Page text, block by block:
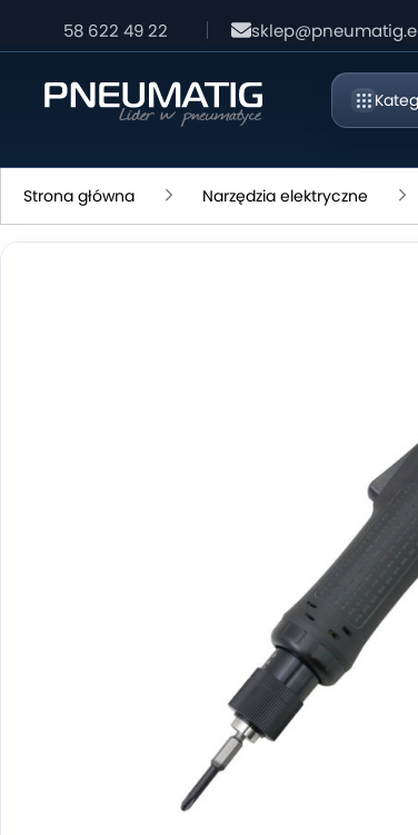
58 622 49 22
Strona główna Narzędzia elektryczne